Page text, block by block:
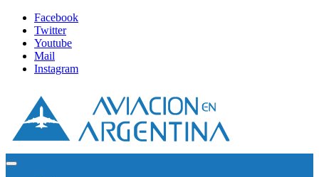
Facebook
Twitter
Youtube
Mail
Instagram